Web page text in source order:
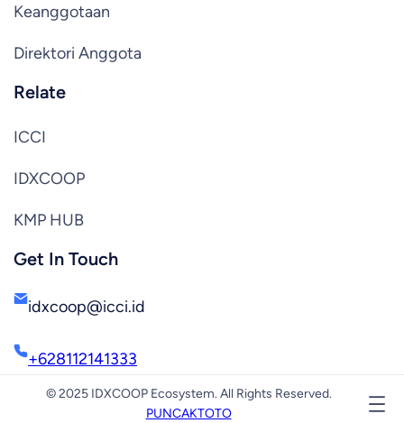
Keanggotaan
Direktori Anggota
Relate
ICCI
IDXCOOP
KMP HUB
Get In Touch
idxcoop@icci.id
+628112141333
© 2025 IDXCOOP Ecosystem. All Rights Reserved.
PUNCAKTOTO